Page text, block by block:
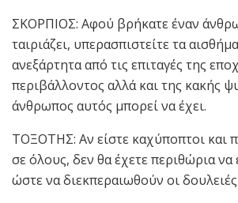
ΣΚΟΡΠΙΟΣ: Αφού βρήκατε έναν
ταιριάζει, υπερασπιστείτε τα
ανεξάρτητα από τις επιταγές της
περιβάλλοντος αλλά και της κακής
άνθρωπος αυτός μπορεί να έχει.
ΤΟΞΟΤΗΣ: Αν είστε καχύποπτοι και
σε όλους, δεν θα έχετε περιθώρια να
ώστε να διεκπεραιωθούν οι